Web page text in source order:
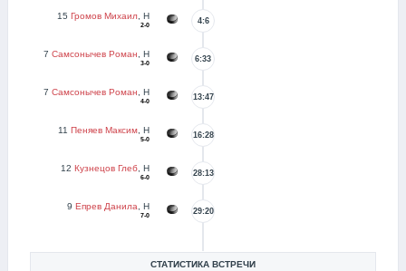
15 Громов Михаил , Н
2-0 4:6
7 Самсонычев Роман , Н
3-0 6:33
7 Самсонычев Роман , Н
4-0 13:47
11 Пеняев Максим , Н
5-0 16:28
12 Кузнецов Глеб , Н
6-0 28:13
9 Епрев Данила , Н
7-0 29:20
СТАТИСТИКА ВСТРЕЧИ